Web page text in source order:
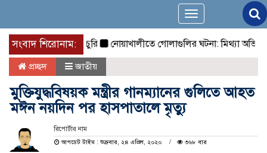
Toggle
navigation
সংবাদ শিরোনাম:
দোকানে দুর্ধর্ষ চুরি নোয়াখালীতে গোলাগুলির ঘটনা: মিথ্যা অভিযোগে
প্রচ্ছদ জাতীয়
মুক্তিযুদ্ধবিষয়ক মন্ত্রীর গানম্যানের গুলিতে আহত
মঈন নয়দিন পর হাসপাতালে মৃত্যু
রিপোর্টার নাম
আপডেট টাইম : শুক্রবার, ২৪ এপ্রিল, ২০২০
৩৬৮ বার